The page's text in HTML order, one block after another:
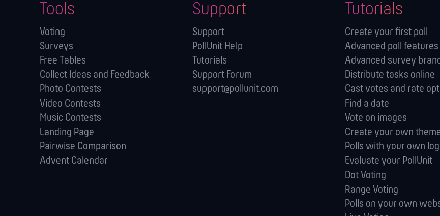
Tools
Voting
Surveys
Free Tables
Collect Ideas and Feedback
Photo Contests
Video Contests
Music Contests
Landing Page
Pairwise Comparison
Advent Calendar
Support
Support
PollUnit Help
Tutorials
Support Forum
support@pollunit.com
Tutorials
Create your first poll
Advanced poll features
Advanced survey
Distribute tasks online
Cast votes and rate
Find a date
Vote on images
Create your own
Polls with your own
Evaluate your PollUnit
Dot Voting
Range Voting
Polls on your own